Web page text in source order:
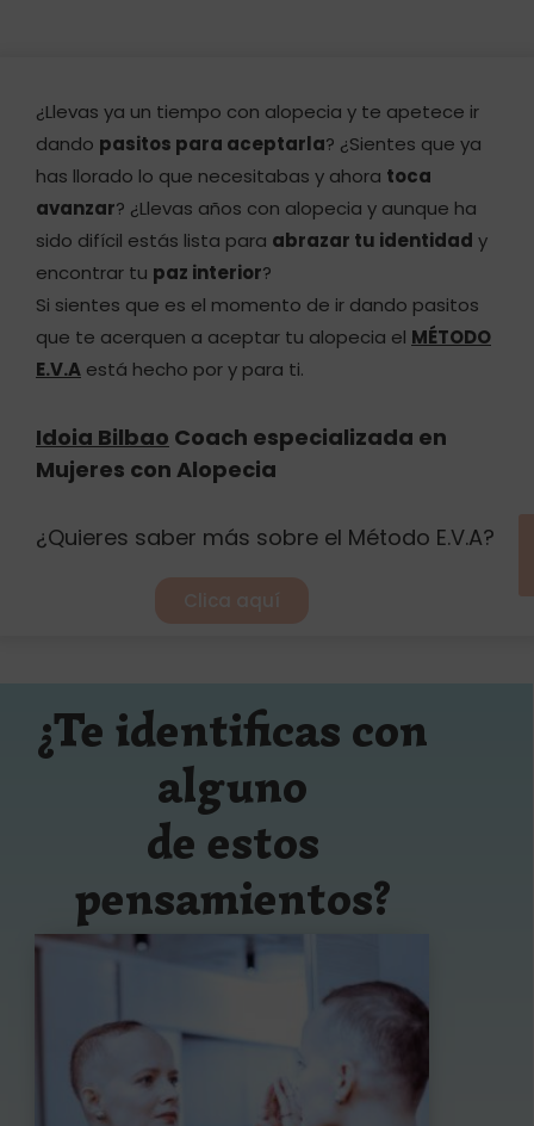
¿Llevas ya un tiempo con alopecia y te apetece ir
dando pasitos para aceptarla? ¿Sientes que ya
has llorado lo que necesitabas y ahora toca
avanzar? ¿Llevas años con alopecia y aunque ha
sido difícil estás lista para abrazar tu identidad y
encontrar tu paz interior?
Si sientes que es el momento de ir dando pasitos
que te acerquen a aceptar tu alopecia el MÉTODO
E.V.A está hecho por y para ti.
Idoia Bilbao Coach especializada en
Mujeres con Alopecia
¿Quieres saber más sobre el Método E.V.A?
Clica aquí
¿Te identificas con
alguno
de estos
pensamientos?